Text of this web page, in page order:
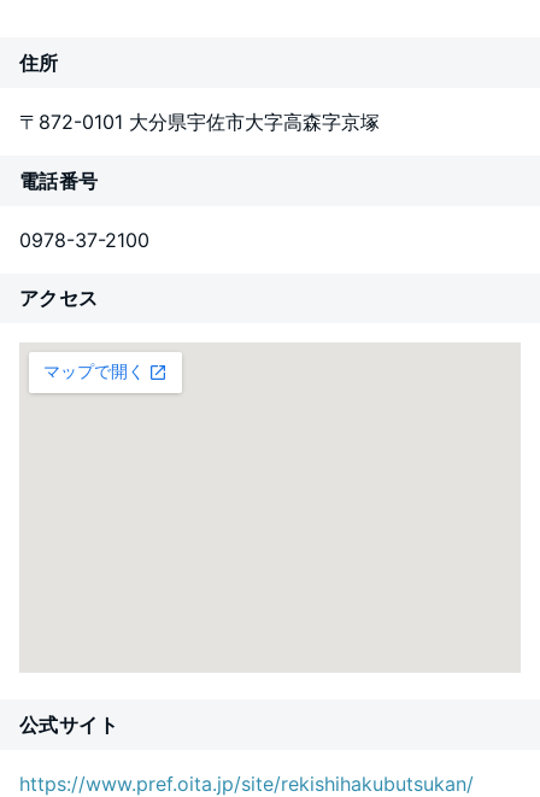
住所
〒872-0101 大分県宇佐市大字高森字京塚
電話番号
0978-37-2100
アクセス
公式サイト
https://www.pref.oita.jp/site/rekishihakubutsukan/